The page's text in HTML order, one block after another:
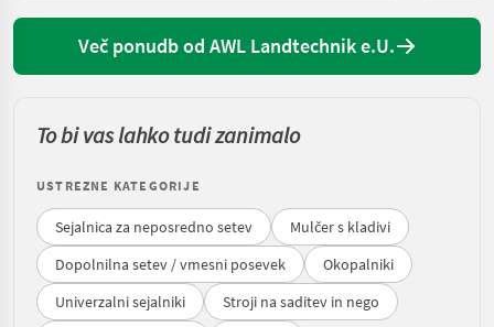
Več ponudb od AWL Landtechnik e.U.
To bi vas lahko tudi zanimalo
USTREZNE KATEGORIJE
Sejalnica za neposredno setev
Mulčer s kladivi
Dopolnilna setev / vmesni posevek
Okopalniki
Univerzalni sejalniki
Stroji na saditev in nego